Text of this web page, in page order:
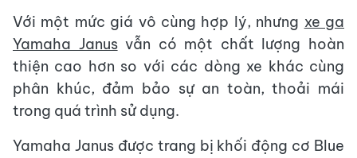
Với một mức giá vô cùng hợp lý, nhưng xe ga
Yamaha Janusvẫn có một chất lượng hoàn
thiện cao hơn so với các dòng xe khác cùng
phân khúc, đảm bảo sự an toàn, thoải mái
trong quá trình sử dụng.
Yamaha Janus được trang bị khối động cơ Blue